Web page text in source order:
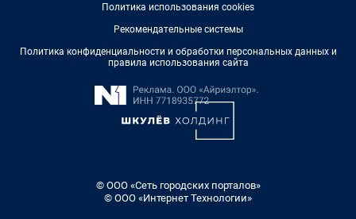
Политика использования cookies
Рекомендательные системы
Политика конфиденциальности и обработки персональных данных и
правила использования сайта
© ООО «Сеть городских порталов»
© ООО «Интернет Технологии»